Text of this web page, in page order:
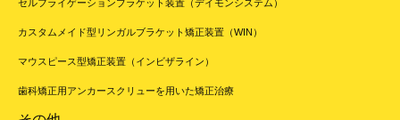
セルフライゲーションブラケット装置（デイモンシステム）
カスタムメイド型リンガルブラケット矯正装置（WIN）
マウスピース型矯正装置（インビザライン）
歯科矯正用アンカースクリューを用いた矯正治療